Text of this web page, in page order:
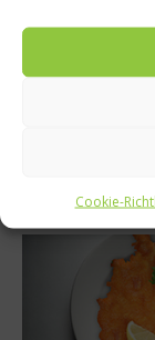
Cookie-